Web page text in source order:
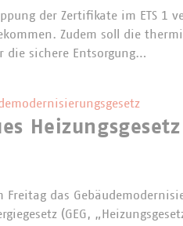
der Zertifikate im ETS
Zudem soll die
die sichere Entsorgung…
Freitag das
(GEG,